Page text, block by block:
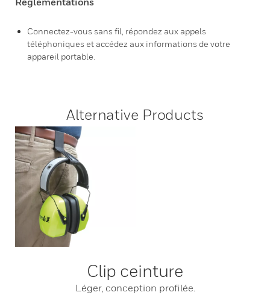
Connectez-vous sans fil, répondez aux appels
téléphoniques et accédez aux informations de votre
appareil portable.
Alternative Products
Clip ceinture
Léger, conception profilée.